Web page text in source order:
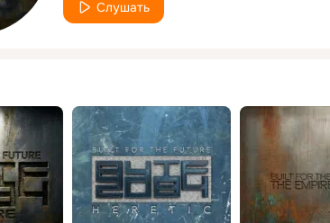
Слушать